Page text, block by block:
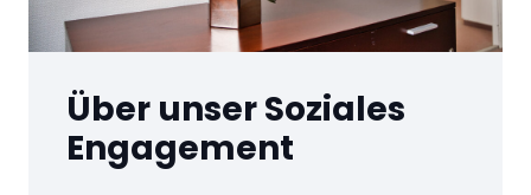
Über unser Soziales
Engagement